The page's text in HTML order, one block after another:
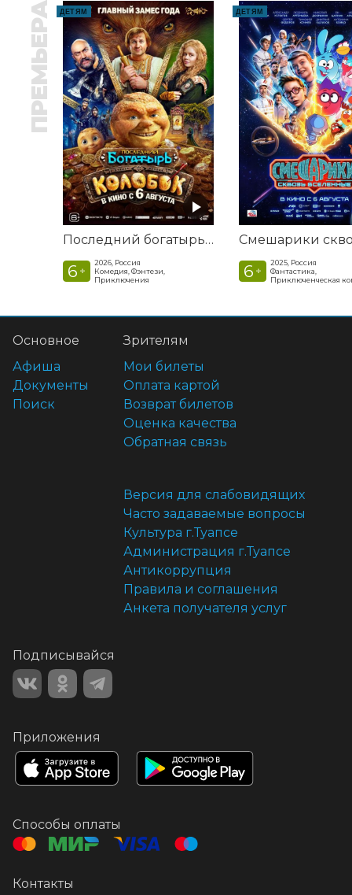
ПРЕМЬЕРА ДЕТЯМ
Последний богатырь. Колобок
6 +
2026, Россия
Комедия, Фэнтези,
Приключения
ДЕТЯМ
6 +
2025, Россия
Фантастика,
Приключенческая
Основное
Афиша
Документы
Поиск
Зрителям
Мои билеты
Оплата картой
Возврат билетов
Оценка качества
Обратная связь
Версия для слабовидящих
Часто задаваемые вопросы
Культура г.Туапсе
Администрация г.Туапсе
Антикоррупция
Правила и соглашения
Анкета получателя услуг
Подписывайся
Приложения
Способы оплаты
Контакты